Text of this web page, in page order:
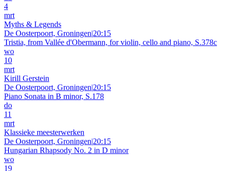
4
mrt
Myths & Legends
De Oosterpoort, Groningen|20:15
Tristia, from Vallée d'Obermann, for violin, cello and piano, S.378c
wo
10
mrt
Kirill Gerstein
De Oosterpoort, Groningen|20:15
Piano Sonata in B minor, S.178
do
11
mrt
Klassieke meesterwerken
De Oosterpoort, Groningen|20:15
Hungarian Rhapsody No. 2 in D minor
wo
19